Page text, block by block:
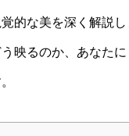
的な美を深く解説
映るのか、あなた